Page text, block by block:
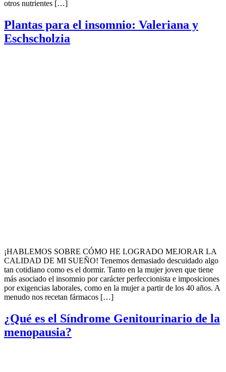
otros nutrientes […]
Plantas para el insomnio: Valeriana y
Eschscholzia
¡HABLEMOS SOBRE CÓMO HE LOGRADO MEJORAR LA
CALIDAD DE MI SUEÑO! Tenemos demasiado descuidado algo
tan cotidiano como es el dormir. Tanto en la mujer joven que tiene
más asociado el insomnio por carácter perfeccionista e imposiciones
por exigencias laborales, como en la mujer a partir de los 40 años. A
menudo nos recetan fármacos […]
¿Qué es el Síndrome Genitourinario de la
menopausia?